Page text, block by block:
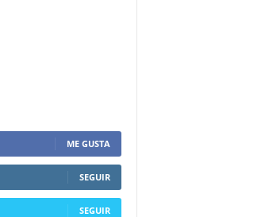
ME GUSTA
SEGUIR
SEGUIR